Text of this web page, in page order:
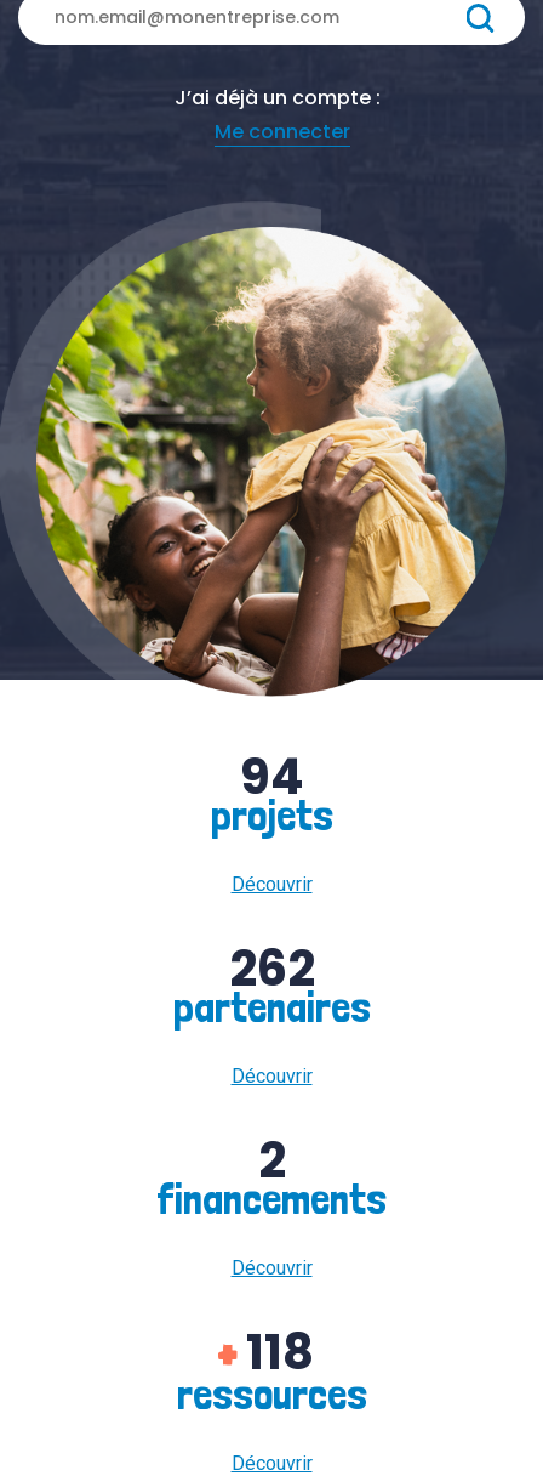
J’ai déjà un compte :
Me connecter
94
projets
Découvrir
262
partenaires
Découvrir
2
financements
Découvrir
+118
ressources
Découvrir